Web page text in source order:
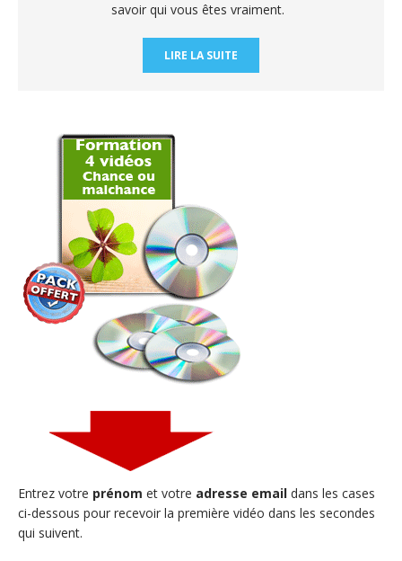
savoir qui vous êtes vraiment.
LIRE LA SUITE
Entrez votre prénom et votre adresse email dans les cases
ci-dessous pour recevoir la première vidéo dans les secondes
qui suivent.